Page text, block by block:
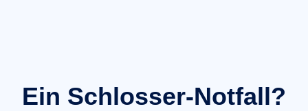
Ein Schlosser-Notfall?